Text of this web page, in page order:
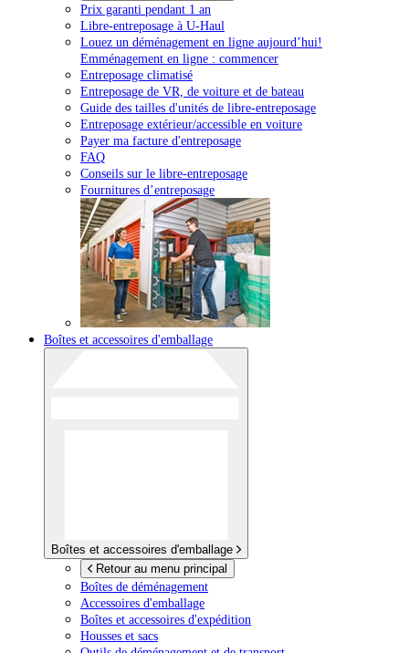
Prix garanti pendant 1 an
Libre-entreposage à U-Haul
Louez un déménagement en ligne aujourd’hui!
Emménagement en ligne : commencer
Entreposage climatisé
Entreposage de VR, de voiture et de bateau
Guide des tailles d'unités de libre-entreposage
Entreposage extérieur/accessible en voiture
Payer ma facture d'entreposage
FAQ
Conseils sur le libre-entreposage
Fournitures d’entreposage
Boîtes et accessoires d'emballage
Boîtes et accessoires d'emballage
Retour au menu principal
Boîtes de déménagement
Accessoires d'emballage
Boîtes et accessoires d'expédition
Housses et sacs